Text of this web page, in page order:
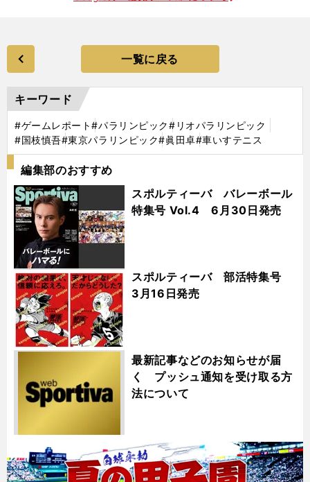
一覧に戻る
キーワード
#ゲームレポート#パラリンピック#リオパラリンピック
#国枝慎吾#東京パラリンピック#眞田卓#車いすテニス
編集部のおすすめ
スポルティーバ バレーボール
特集号 Vol.4 6月30日発売
スポルティーバ 部活特集号
3月16日発売
最新記事などのお知らせが届
く プッシュ通知を受け取る方
法について